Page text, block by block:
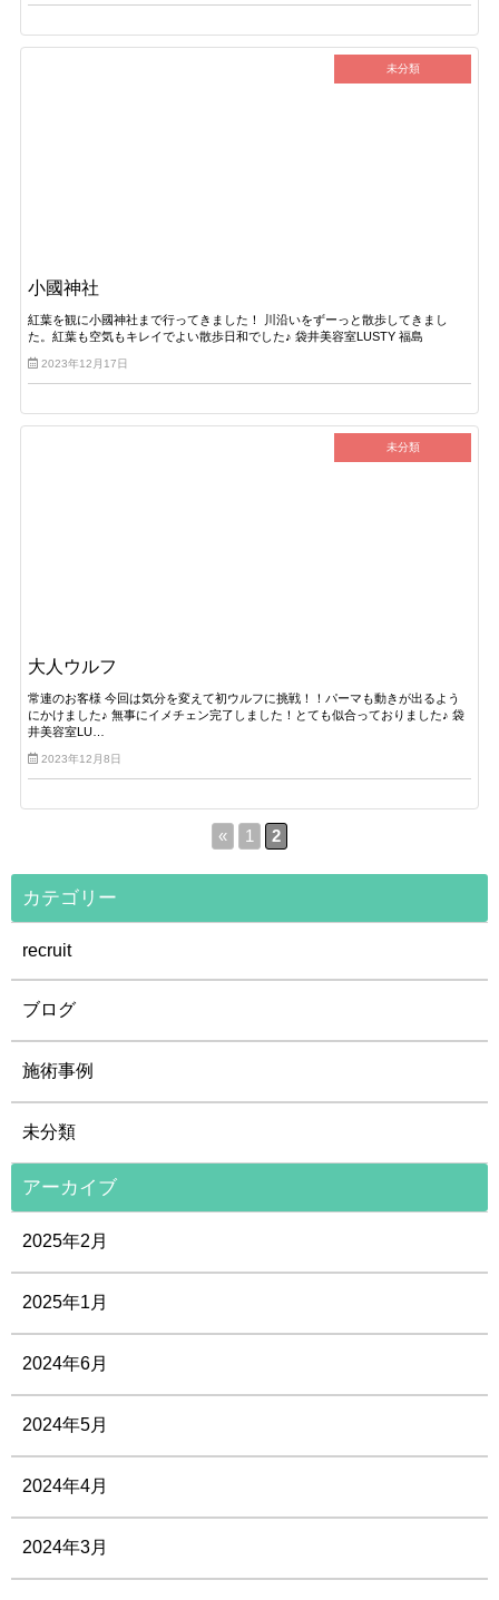
未分類
小國神社
紅葉を観に小國神社まで行ってきました！ 川沿いをずーっと散歩してきまし
た。紅葉も空気もキレイでよい散歩日和でした♪ 袋井美容室LUSTY 福島
2023年12月17日
未分類
大人ウルフ
常連のお客様 今回は気分を変えて初ウルフに挑戦！！パーマも動きが出るよう
にかけました♪ 無事にイメチェン完了しました！とても似合っておりました♪ 袋
井美容室LU…
2023年12月8日
« 1 2
カテゴリー
recruit
ブログ
施術事例
未分類
アーカイブ
2025年2月
2025年1月
2024年6月
2024年5月
2024年4月
2024年3月